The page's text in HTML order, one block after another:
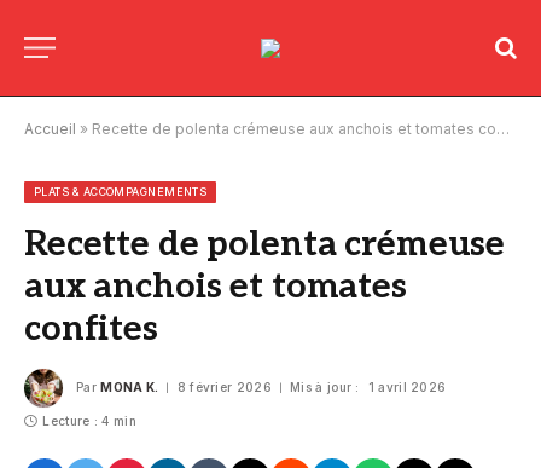
Accueil » Recette de polenta crémeuse aux anchois et tomates confites
PLATS & ACCOMPAGNEMENTS
Recette de polenta crémeuse
aux anchois et tomates
confites
Par MONA K. 8 février 2026 Mis à jour : 1 avril 2026
Lecture : 4 min